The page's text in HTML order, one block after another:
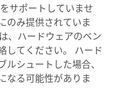
サポートしていませ
のみ提供されていま
、ハードウェアのベン
してください。 ハード
シュートした場合、
なる可能性がありま